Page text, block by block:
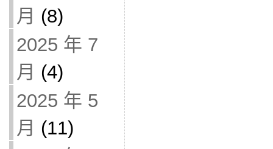
月 (8)
2025 年 7
月 (4)
2025 年 5
月 (11)